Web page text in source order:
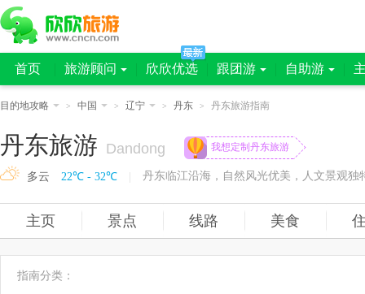
首页 旅游顾问 欣欣优选 跟团游 自助游
目的地攻略 > 中国 > 辽宁 > 丹东 > 丹东旅游指南
丹东旅游 Dandong 我想定制丹东旅游
多云 22℃ - 32℃
主页 景点 线路 美食
指南分类 ：